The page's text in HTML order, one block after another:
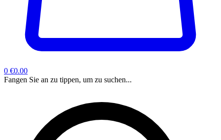
0 €0.00
Fangen Sie an zu tippen, um zu suchen...